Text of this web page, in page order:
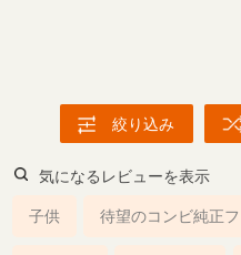
絞り込み
気になるレビューを表示
子供 待望のコンビ純正